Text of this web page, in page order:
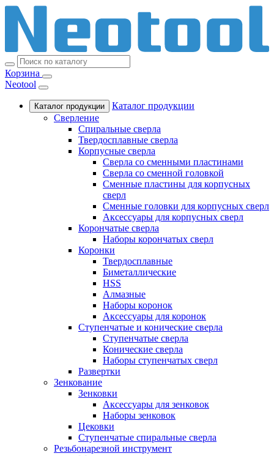
Корзина
Neotool
Каталог продукции
Каталог продукции
Сверление
Спиральные сверла
Твердосплавные сверла
Корпусные сверла
Сверла со сменными пластинами
Сверла со сменной головкой
Сменные пластины для корпусных
сверл
Сменные головки для корпусных сверл
Аксессуары для корпусных сверл
Корончатые сверла
Наборы корончатых сверл
Коронки
Твердосплавные
Биметаллические
HSS
Алмазные
Наборы коронок
Аксессуары для коронок
Ступенчатые и конические сверла
Ступенчатые сверла
Конические сверла
Наборы ступенчатых сверл
Развертки
Зенкование
Зенковки
Аксессуары для зенковок
Наборы зенковок
Цековки
Ступенчатые спиральные сверла
Резьбонарезной инструмент